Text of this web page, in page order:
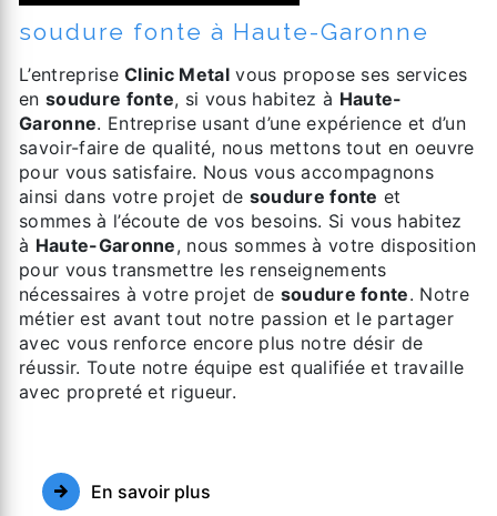
soudure fonte à Haute-Garonne
L’entrepriseClinic Metal vous propose ses services
en soudure fonte, si vous habitez à Haute-
Garonne. Entreprise usant d’une expérience et d’un
savoir-faire de qualité, nous mettons tout en oeuvre
pour vous satisfaire. Nous vous accompagnons
ainsi dans votre projet de soudure fonte et
sommes à l’écoute de vos besoins. Si vous habitez
à Haute-Garonne, nous sommes à votre disposition
pour vous transmettre les renseignements
nécessaires à votre projet de soudure fonte. Notre
métier est avant tout notre passion et le partager
avec vous renforce encore plus notre désir de
réussir. Toute notre équipe est qualifiée et travaille
avec propreté et rigueur.
En savoir plus